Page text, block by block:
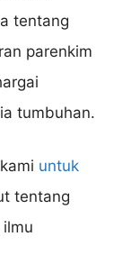
tentang
parenkim
tumbuhan.
untuk
tentang